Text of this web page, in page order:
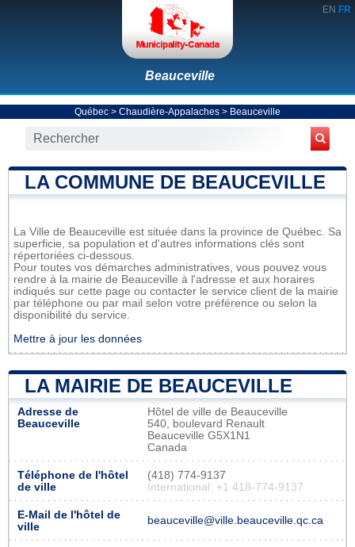
EN FR
Beauceville
Québec > Chaudière-Appalaches > Beauceville
LA COMMUNE DE BEAUCEVILLE
La Ville de Beauceville est située dans la province de Québec. Sa
superficie, sa population et d'autres informations clés sont
répertoriées ci-dessous.
Pour toutes vos démarches administratives, vous pouvez vous
rendre à la mairie de Beauceville à l'adresse et aux horaires
indiqués sur cette page ou contacter le service client de la mairie
par téléphone ou par mail selon votre préférence ou selon la
disponibilité du service.
Mettre à jour les données
LA MAIRIE DE BEAUCEVILLE
Adresse de
Beauceville
Hôtel de ville de Beauceville
540, boulevard Renault
Beauceville G5X1N1
Canada
Téléphone de l'hôtel
de ville
(418) 774-9137
International: +1 418-774-9137
E-Mail de l'hôtel de
ville
beauceville@ville.beauceville.qc.ca